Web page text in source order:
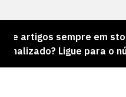
artigos sempre em stock!
Ligue para o